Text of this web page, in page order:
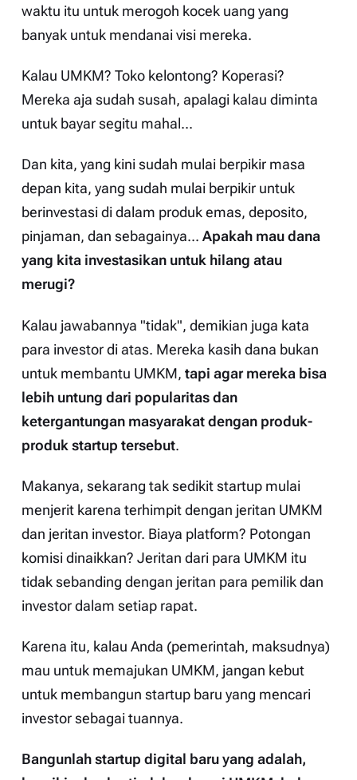
waktu itu untuk merogoh kocek uang yang
banyak untuk mendanai visi mereka.
Kalau UMKM? Toko kelontong? Koperasi?
Mereka aja sudah susah, apalagi kalau diminta
untuk bayar segitu mahal...
Dan kita, yang kini sudah mulai berpikir masa
depan kita, yang sudah mulai berpikir untuk
berinvestasi di dalam produk emas, deposito,
pinjaman, dan sebagainya... Apakah mau dana
yang kita investasikan untuk hilang atau
merugi?
Kalau jawabannya "tidak", demikian juga kata
para investor di atas. Mereka kasih dana bukan
untuk membantu UMKM, tapi agar mereka bisa
lebih untung dari popularitas dan
ketergantungan masyarakat dengan produk-
produk startup tersebut.
Makanya, sekarang tak sedikit startup mulai
menjerit karena terhimpit dengan jeritan UMKM
dan jeritan investor. Biaya platform? Potongan
komisi dinaikkan? Jeritan dari para UMKM itu
tidak sebanding dengan jeritan para pemilik dan
investor dalam setiap rapat.
Karena itu, kalau Anda (pemerintah, maksudnya)
mau untuk memajukan UMKM, jangan kebut
untuk membangun startup baru yang mencari
investor sebagai tuannya.
Bangunlah startup digital baru yang adalah,